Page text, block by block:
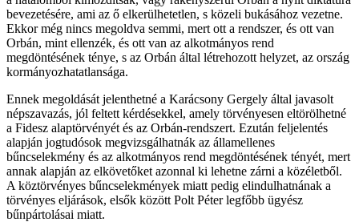
bevezetésére, ami az ő elkerülhetetlen, s közeli bukásához vezetne.
Ekkor még nincs megoldva semmi, mert ott a rendszer, és ott van
Orbán, mint ellenzék, és ott van az alkotmányos rend
megdöntésének ténye, s az Orbán által létrehozott helyzet, az ország
kormányozhatatlansága.
Ennek megoldását jelenthetné a Karácsony Gergely által javasolt
népszavazás, jól feltett kérdésekkel, amely törvényesen eltörölhetné
a Fidesz alaptörvényét és az Orbán-rendszert. Ezután feljelentés
alapján jogtudósok megvizsgálhatnák az államellenes
bűncselekmény és az alkotmányos rend megdöntésének tényét, mert
annak alapján az elkövetőket azonnal ki lehetne zárni a közéletből.
A köztörvényes bűncselekmények miatt pedig elindulhatnának a
törvényes eljárások, elsők között Polt Péter legfőbb ügyész
bűnpártolásai miatt.